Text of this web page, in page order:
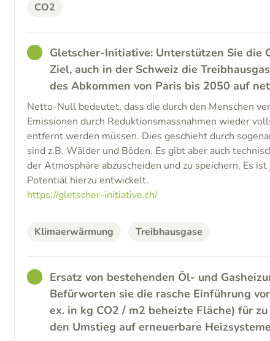
CO2
GOODGletscher-Initiative: Unterstützen Sie die
Ziel, auch in der Schweiz die
des Abkommen von Paris bis 2050 auf
Netto-Null bedeutet, dass die durch den Menschen
Emissionen durch Reduktionsmassnahmen wieder
entfernt werden müssen. Dies geschieht durch
sind z.B. Wälder und Böden. Es gibt aber auch
der Atmosphäre abzuscheiden und zu speichern. Es
Potential hierzu entwickelt.
https://gletscher-initiative.ch/
Klimaerwärmung Treibhausgase
GOODErsatz von bestehenden Öl- und
Befürworten sie die rasche Einführung
ex. in kg CO2 / m2 beheizte Fläche) für
den Umstieg auf erneuerbare